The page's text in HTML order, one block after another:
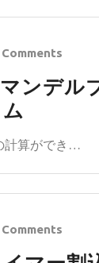
Comments
ンデル
計算ができ…
Comments